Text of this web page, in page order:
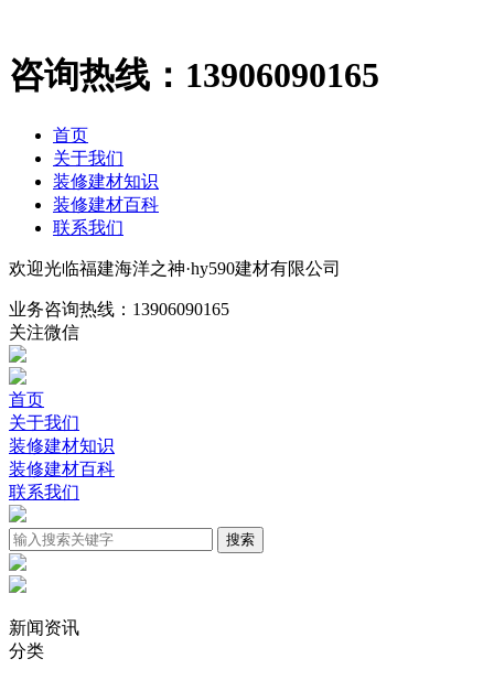
咨询热线： 13906090165
首页
关于我们
装修建材知识
装修建材百科
联系我们
欢迎光临福建海洋之神·hy590建材有限公司
业务咨询热线： 13906090165
关注微信
首页
关于我们
装修建材知识
装修建材百科
联系我们
新闻资讯
分类